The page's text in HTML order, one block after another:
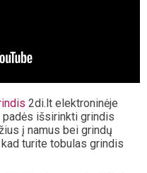
2di.lt elektroninėje
padės išsirinkti grindis
į namus bei grindų
turite tobulas grindis